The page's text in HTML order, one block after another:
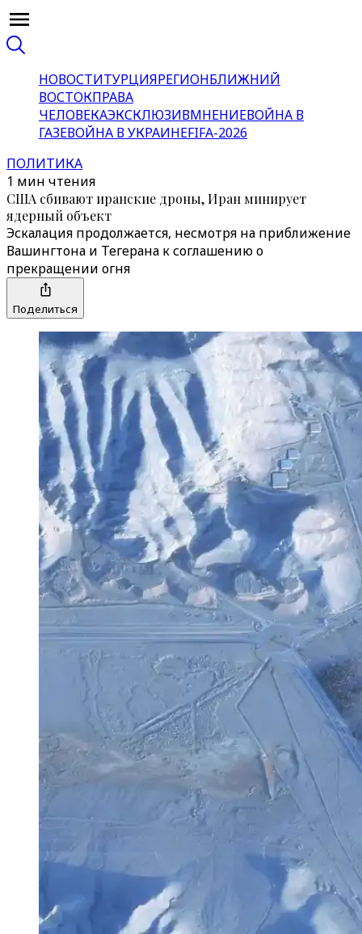
НОВОСТИТУРЦИЯРЕГИОНБЛИЖНИЙ
ВОСТОКПРАВА
ЧЕЛОВЕКАЭКСКЛЮЗИВМНЕНИЕВОЙНА В
ГАЗЕВОЙНА В УКРАИНЕFIFA-2026
ПОЛИТИКА
1 мин чтения
США сбивают иранские дроны, Иран минирует
ядерный объект
Эскалация продолжается, несмотря на приближение
Вашингтона и Тегерана к соглашению о
прекращении огня
Поделиться